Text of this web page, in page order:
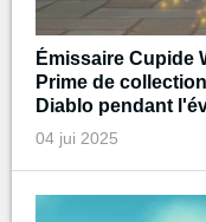
Émissaire Cupide
Prime de
Diablo pendant
04 jui 2025